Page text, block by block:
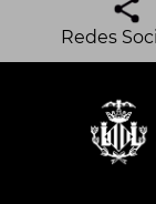
Redes